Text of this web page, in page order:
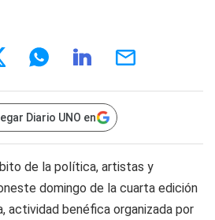
Diario UNO en
de la política, artistas y
domingo de la cuarta edición
actividad benéfica organizada por